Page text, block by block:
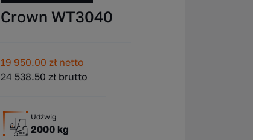
Crown WT3040
19 950.00 zł netto
24 538.50 zł brutto
Udźwig
2000 kg